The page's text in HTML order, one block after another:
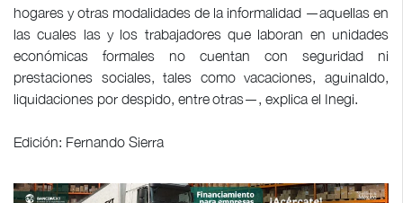
hogares y otras modalidades de la informalidad —aquellas en
las cuales las y los trabajadores que laboran en unidades
económicas formales no cuentan con seguridad ni
prestaciones sociales, tales como vacaciones, aguinaldo,
liquidaciones por despido, entre otras—, explica el Inegi.
Edición: Fernando Sierra